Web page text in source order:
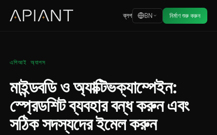
ব্লগ BN নির্মাণ শুরু করুন
এপিআই অ্যাপস
মাইন্ডবডি ও অ্যাক্টিভক্যাম্পেইন:
স্প্রেডশিট ব্যবহার বন্ধ করুন এবং
সঠিক সদস্যদের ইমেল করুন